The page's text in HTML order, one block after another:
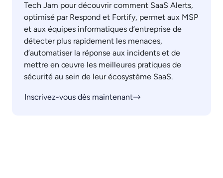
Tech Jam pour découvrir comment SaaS Alerts,
optimisé par Respond et Fortify, permet aux MSP
et aux équipes informatiques d’entreprise de
détecter plus rapidement les menaces,
d’automatiser la réponse aux incidents et de
mettre en œuvre les meilleures pratiques de
sécurité au sein de leur écosystème SaaS.
Inscrivez-vous dès maintenant